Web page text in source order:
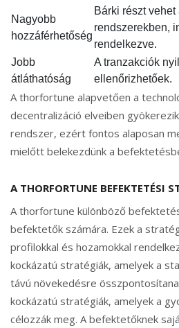
Nagyobb
hozzáférhetőség
Bárki részt
rendszerekben,
rendelkezve.
Jobb
átláthatóság
A tranzakciók
ellenőrizhetőek.
A thorfortune alapvetően a
decentralizáció elveiben
rendszer, ezért fontos alaposan
mielőtt belekezdünk a
A THORFORTUNE BEFEKTETÉSI
A thorfortune különböző
befektetők számára. Ezek a
profilokkal és hozamokkal
kockázatú stratégiák, amelyek a
távú növekedésre
kockázatú stratégiák, amelyek a
célozzák meg. A befektetőknek